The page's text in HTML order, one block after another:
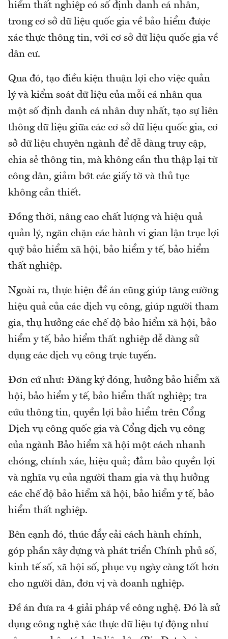
hiểm thất nghiệp có số định danh cá nhân,
trong cơ sở dữ liệu quốc gia về bảo hiểm được
xác thực thông tin, với cơ sở dữ liệu quốc gia về
dân cư.
Qua đó, tạo điều kiện thuận lợi cho việc quản
lý và kiểm soát dữ liệu của mỗi cá nhân qua
một số định danh cá nhân duy nhất, tạo sự liên
thông dữ liệu giữa các cơ sở dữ liệu quốc gia, cơ
sở dữ liệu chuyên ngành để dễ dàng truy cập,
chia sẻ thông tin, mà không cần thu thập lại từ
công dân, giảm bớt các giấy tờ và thủ tục
không cần thiết.
Đồng thời, nâng cao chất lượng và hiệu quả
quản lý, ngăn chặn các hành vi gian lận trục lợi
quỹ bảo hiểm xã hội, bảo hiểm y tế, bảo hiểm
thất nghiệp.
Ngoài ra, thực hiện đề án cũng giúp tăng cường
hiệu quả của các dịch vụ công, giúp người tham
gia, thụ hưởng các chế độ bảo hiểm xã hội, bảo
hiểm y tế, bảo hiểm thất nghiệp dễ dàng sử
dụng các dịch vụ công trực tuyến.
Đơn cứ như: Đăng ký đóng, hưởng bảo hiểm xã
hội, bảo hiểm y tế, bảo hiểm thất nghiệp; tra
cứu thông tin, quyền lợi bảo hiểm trên Cổng
Dịch vụ công quốc gia và Cổng dịch vụ công
của ngành Bảo hiểm xã hội một cách nhanh
chóng, chính xác, hiệu quả; đảm bảo quyền lợi
và nghĩa vụ của người tham gia và thụ hưởng
các chế độ bảo hiểm xã hội, bảo hiểm y tế, bảo
hiểm thất nghiệp.
Bên cạnh đó, thúc đẩy cải cách hành chính,
góp phần xây dựng và phát triển Chính phủ số,
kinh tế số, xã hội số, phục vụ ngày càng tốt hơn
cho người dân, đơn vị và doanh nghiệp.
Đề án đưa ra 4 giải pháp về công nghệ. Đó là sử
dụng công nghệ xác thực dữ liệu tự động như